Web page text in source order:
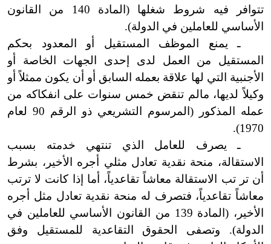
تتوافر فيه شروط شغلها (المادة 140 من القانون
الأساسي للعاملين في الدولة).
ـ يمنع الموظف المستقيل أو المعدود بحكم
المستقيل من العمل لدى إحدى الجهات الخاصة أو
الأجنبية التي لها علاقة بعمله السابق أو أن يكون ممثلاً أو
وكيلاً لديها، مالم تنقض خمس سنوات على انفكاكه من
عمله المذكور (المرسوم التشريعي ذو الرقم 90 لعام
1970).
ـ يصرف للعامل الذي تنتهي خدمته بسبب
الاستقالة، منحة نقدية تعادل مثلي أجر ه الأخير، بشرط
أن تر تب الاستقالة معاشاً تقاعدياً، أما إذا كانت لا ترتب
معاشاً تقاعدياً، فتصرف له منحة نقدية تعادل مثل أجره
الأخير، (المادة 139 من القانون الأساسي للعاملين في
الدولة). وتصفى الحقوق
التقاعدية للمستقيل وفق